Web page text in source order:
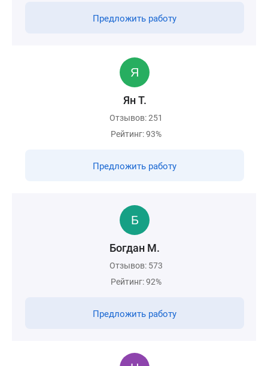
Предложить работу
Ян Т.
Отзывов: 251
Рейтинг: 93%
Предложить работу
Богдан М.
Отзывов: 573
Рейтинг: 92%
Предложить работу